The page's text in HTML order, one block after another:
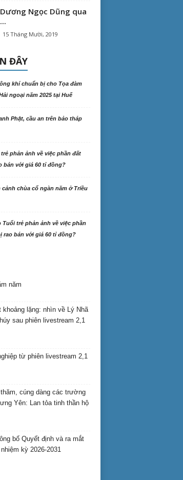
Ngọc Dũng qua
15 Tháng Mười, 2019
ĐÂY
khí chuẩn bị cho Tọa đàm
ngoại năm 2025 tại Huế
Phật, cầu an trên bảo tháp
phản ảnh về việc phần đất
bán với giá 60 tỉ đồng?
cảnh chùa cổ ngàn năm ở Triều
Tuổi trẻ phản ảnh về việc phần
rao bán với giá 60 tỉ đồng?
năm
khoảng lặng: nhìn về Lý Nhã
sau phiên livestream 2,1
từ phiên livestream 2,1
cúng dàng các trường
Yên: Lan tỏa tinh thần hộ
bố Quyết định và ra mắt
kỳ 2026-2031